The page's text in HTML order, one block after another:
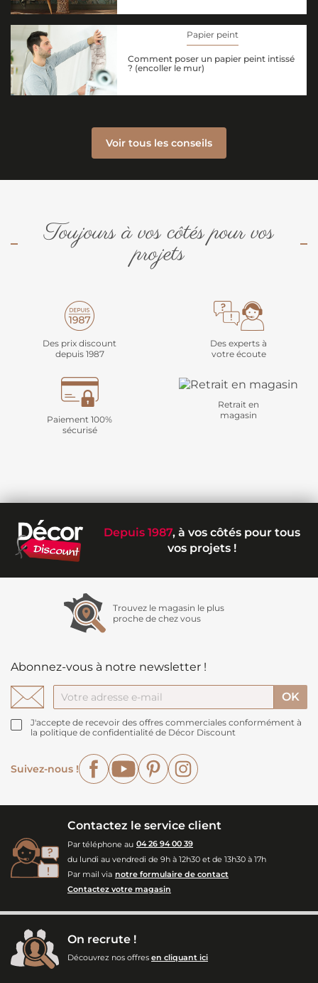
Papier peint
Comment poser un papier peint intissé
? (encoller le mur)
Voir tous les conseils
Toujours à vos côtés pour vos
projets
Des prix discount
depuis 1987
Des experts à
votre écoute
Paiement 100%
sécurisé
Retrait en
magasin
Depuis 1987, à vos côtés pour tous
vos projets !
Trouvez le magasin le plus
proche de chez vous
Abonnez-vous à notre newsletter !
J'accepte de recevoir des offres commerciales conformément à
la politique de confidentialité de Décor Discount
Suivez-nous !
FacebookYouTubePinterest
Contactez le service client
Par téléphone au 04 26 94 00 39
du lundi au vendredi de 9h à 12h30 et de 13h30 à 17h
Par mail via notre formulaire de contact
Contactez votre magasin
On recrute !
Découvrez nos offres en cliquant ici